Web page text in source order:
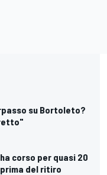
su Bortoleto?
corso per quasi 20
del ritiro